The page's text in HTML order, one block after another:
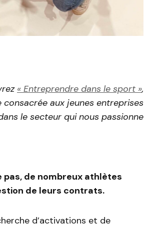
« Entreprendre dans le sport »,
consacrée aux jeunes entreprises
le secteur qui nous passionne
pas, de nombreux athlètes
de leurs contrats.
d’activations et de